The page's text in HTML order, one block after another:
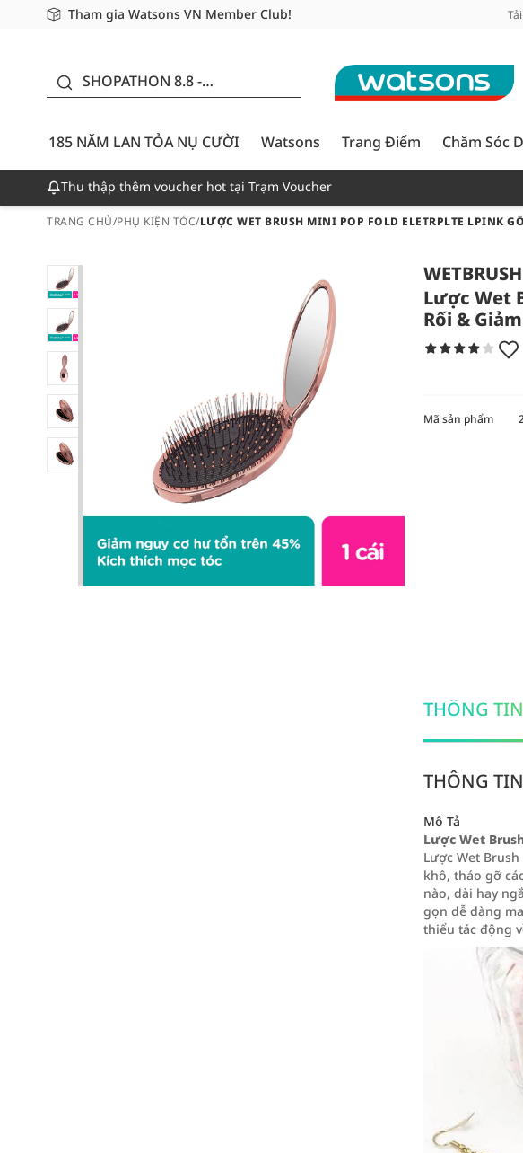
Tham gia Watsons VN Member Club!
Miễn phí giao hàng cho đơn hàng từ 249,000Đ
Giao hàng nhanh 24h - Áp dụng khu vực TP. Hồ Chí Minh
SHOPATHON 8.8 -
CƯỜI - GIẢM ĐẾN
50%
185 NĂM LAN TỎA NỤ CƯỜI
Watsons Trang Điểm Chăm Sóc
Thu thập thêm voucher hot tại Trạm Voucher
TRANG CHỦ/PHỤ KIỆN TÓC/LƯỢC WET BRUSH MINI POP FOLD ELETRPLTE LPINK
WETBRUSH
Lược Wet
Rối &
Mã sản phẩm
THÔNG
THÔNG
Mô Tả
Lược Wet
Lược Wet
khô, tháo gỡ
nào, dài hay
gọn dễ dàng
thiểu tác động